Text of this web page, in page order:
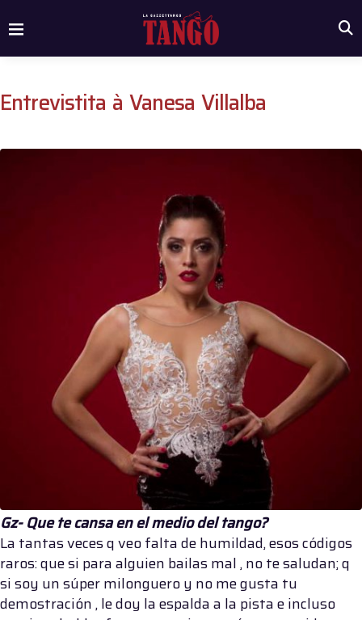
Entrevistita à Vanesa Villalba
Gz- Que te cansa en el medio del tango?
La tantas veces q veo falta de humildad, esos códigos
raros: que si para alguien bailas mal , no te saludan; q
si soy un súper milonguero y no me gusta tu
demostración , le doy la espalda a la pista e incluso